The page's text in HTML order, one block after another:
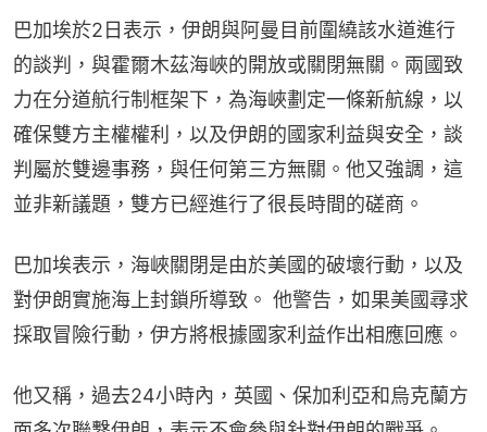
巴加埃於2日表示，伊朗與阿曼目前圍繞該水道進行
的談判，與霍爾木茲海峽的開放或關閉無關。兩國致
力在分道航行制框架下，為海峽劃定一條新航線，以
確保雙方主權權利，以及伊朗的國家利益與安全，談
判屬於雙邊事務，與任何第三方無關。他又強調，這
並非新議題，雙方已經進行了很長時間的磋商。
巴加埃表示，海峽關閉是由於美國的破壞行動，以及
對伊朗實施海上封鎖所導致。 他警告，如果美國尋求
採取冒險行動，伊方將根據國家利益作出相應回應。
他又稱，過去24小時內，英國、保加利亞和烏克蘭方